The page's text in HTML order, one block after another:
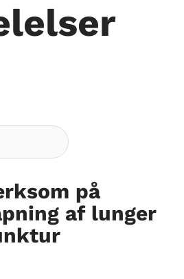
på
af lunger